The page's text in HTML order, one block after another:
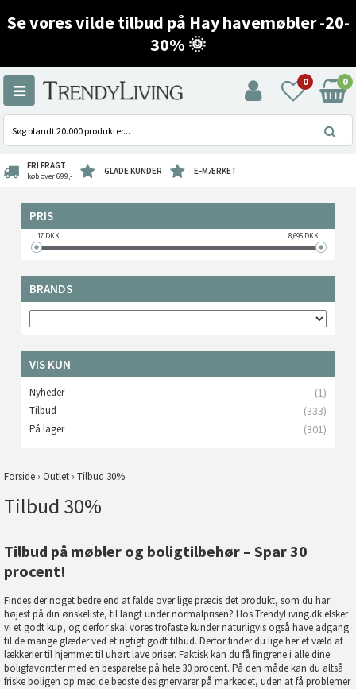
Se vores vilde tilbud på Hay havemøbler -20-
30% 🌞
0 0
FRI FRAGT
køb over 699,- GLADE KUNDER E-MÆRKET
PRIS
17DKK 8,695DKK
BRANDS
VIS KUN
Nyheder (1)
Tilbud (333)
På lager (301)
Forside › Outlet › Tilbud 30%
Tilbud 30%
Tilbud på møbler og boligtilbehør – Spar 30
procent!
Findes der noget bedre end at falde over lige præcis det produkt, som du har
højest på din ønskeliste, til langt under normalprisen? Hos TrendyLiving.dk elsker
vi et godt kup, og derfor skal vores trofaste kunder naturligvis også have adgang
til de mange glæder ved et rigtigt godt tilbud. Derfor finder du lige her et væld af
lækkerier til hjemmet til uhørt lave priser. Faktisk kan du få fingrene i alle dine
boligfavoritter med en besparelse på hele 30 procent. På den måde kan du altså
friske boligen op med de bedste designervarer på markedet, uden at få problemer